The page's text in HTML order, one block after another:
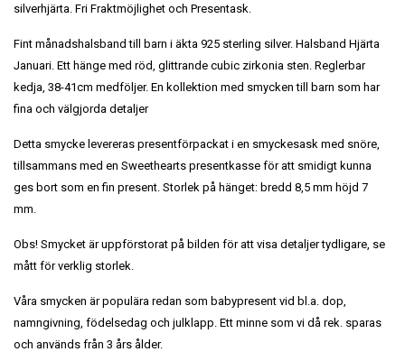
silverhjärta. Fri Fraktmöjlighet och Presentask.
Fint månadshalsband till barn i äkta 925 sterling silver. Halsband Hjärta
Januari. Ett hänge med röd, glittrande cubic zirkonia sten. Reglerbar
kedja, 38-41cm medföljer. En kollektion med smycken till barn som har
fina och välgjorda detaljer
Detta smycke levereras presentförpackat i en smyckesask med snöre,
tillsammans med en Sweethearts presentkasse för att smidigt kunna
ges bort som en fin present. Storlek på hänget: bredd 8,5 mm höjd 7
mm.
Obs! Smycket är uppförstorat på bilden för att visa detaljer tydligare, se
mått för verklig storlek.
Våra smycken är populära redan som babypresent vid bl.a. dop,
namngivning, födelsedag och julklapp. Ett minne som vi då rek. sparas
och används från 3 års ålder.